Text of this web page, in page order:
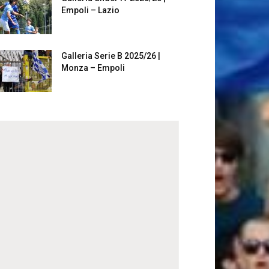
Empoli – Lazio
Galleria Serie B 2025/26 |
Monza – Empoli